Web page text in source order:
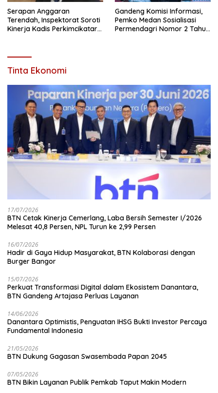
Serapan Anggaran
Terendah, Inspektorat Soroti
Kinerja Kadis Perkimcikataru
Gandeng Komisi Informasi,
Pemko Medan Sosialisasi
Permendagri Nomor 2 Tahun
Tinta Ekonomi
17/07/2026
BTN Cetak Kinerja Cemerlang, Laba Bersih Semester I/2026
Melesat 40,8 Persen, NPL Turun ke 2,99 Persen
16/07/2026
Hadir di Gaya Hidup Masyarakat, BTN Kolaborasi dengan
Burger Bangor
15/07/2026
Perkuat Transformasi Digital dalam Ekosistem Danantara,
BTN Gandeng Artajasa Perluas Layanan
14/06/2026
Danantara Optimistis, Penguatan IHSG Bukti Investor Percaya
Fundamental Indonesia
21/05/2026
BTN Dukung Gagasan Swasembada Papan 2045
07/05/2026
BTN Bikin Layanan Publik Pemkab Taput Makin Modern